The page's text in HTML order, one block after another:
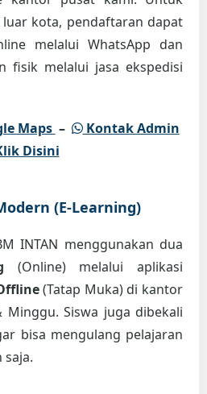
kota, pendaftaran dapat
melalui WhatsApp dan
fisik melalui jasa ekspedisi
Maps –
Kontak Admin
Disini
(E-Learning)
INTAN menggunakan dua
(Online) melalui aplikasi
(Tatap Muka) di kantor
Minggu. Siswa juga dibekali
bisa mengulang pelajaran
saja.